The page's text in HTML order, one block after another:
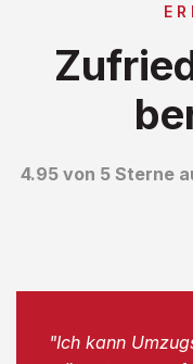
4.95 von 5 Sterne
"Ich kann